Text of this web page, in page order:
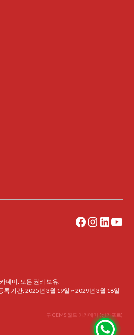
데미. 모든 권리 보유.
록 기간: 2025년 3월 19일 ~ 2029년 3월 18일
구 GEMS 월드 아카데미 (싱가포르)